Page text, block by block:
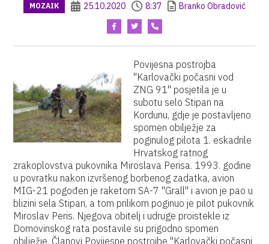
MOZAIK 25.10.2020 8:37 Branko Obradović
Povijesna postrojba
"Karlovački počasni vod
ZNG 91" posjetila je u
subotu selo Stipan na
Kordunu, gdje je postavljeno
spomen obilježje za
poginulog pilota 1. eskadrile
Hrvatskog ratnog
zrakoplovstva pukovnika Miroslava Perisa. 1993. godine
u povratku nakon izvršenog borbenog zadatka, avion
MIG-21 pogođen je raketom SA-7 "Grall" i avion je pao u
blizini sela Stipan, a tom prilikom poginuo je pilot pukovnik
Miroslav Peris. Njegova obitelj i udruge proistekle iz
Domovinskog rata postavile su prigodno spomen
obilježje. Članovi Povijesne postrojbe "Karlovački počasni